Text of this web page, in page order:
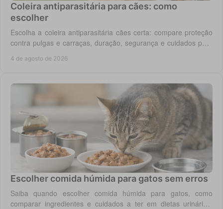
Coleira antiparasitária para cães: como
escolher
Escolha a coleira antiparasitária cães certa: compare proteção
contra pulgas e carraças, duração, segurança e cuidados para
4 de agosto de 2026
Escolher comida húmida para gatos sem erros
Saiba quando escolher comida húmida para gatos, como
comparar ingredientes e cuidados a ter em dietas urinárias,